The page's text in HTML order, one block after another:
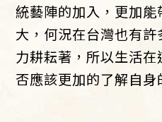
統藝陣的加入，更加
大，何況在台灣也有
力耕耘著，所以生活
否應該更加的了解自身